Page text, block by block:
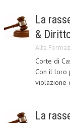
OBIETTIVI
DIREZIONE
CORSI
DIVENTA SOCIO
La
&
Alta
Corte di
Con il loro
violazione
La